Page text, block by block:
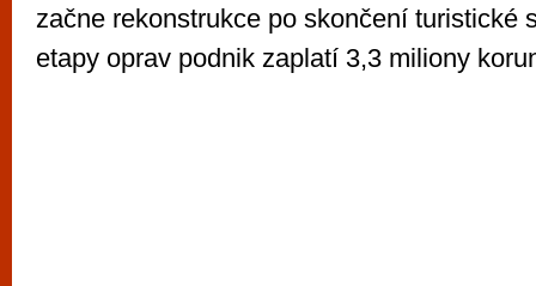
začne rekonstrukce po skončení turistické
etapy oprav podnik zaplatí 3,3 miliony